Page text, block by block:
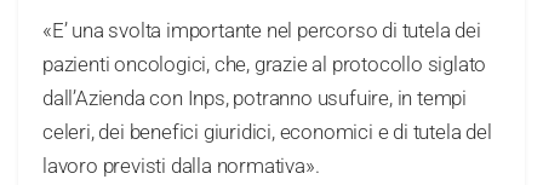
«E’ una svolta importante nel percorso di tutela dei
pazienti oncologici, che, grazie al protocollo siglato
dall’Azienda con Inps, potranno usufuire, in tempi
celeri, dei benefici giuridici, economici e di tutela del
lavoro previsti dalla normativa».